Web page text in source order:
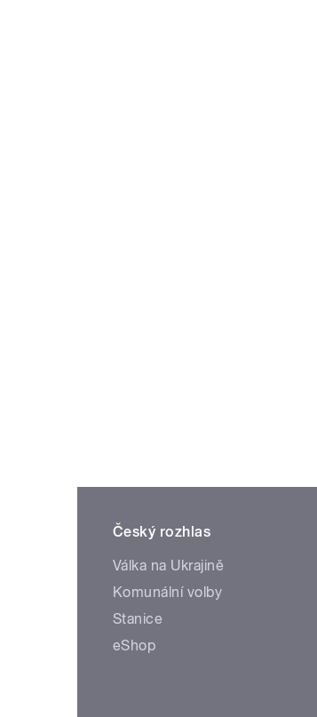
Český rozhlas
Válka na Ukrajině
Komunální volby
Stanice
eShop